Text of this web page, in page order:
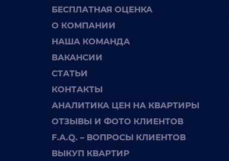
БЕСПЛАТНАЯ ОЦЕНКА
О КОМПАНИИ
НАША КОМАНДА
ВАКАНСИИ
СТАТЬИ
КОНТАКТЫ
АНАЛИТИКА ЦЕН НА КВАРТИРЫ
ОТЗЫВЫ И ФОТО КЛИЕНТОВ
F.A.Q. – ВОПРОСЫ КЛИЕНТОВ
ВЫКУП КВАРТИР